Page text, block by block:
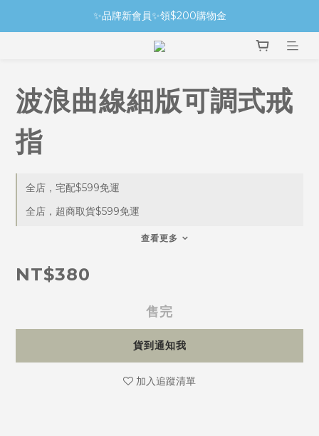
✨品牌新會員✨領$200購物金
波浪曲線細版可調式戒
指
全店，宅配$599免運
全店，超商取貨$599免運
查看更多
NT$380
售完
貨到通知我
加入追蹤清單